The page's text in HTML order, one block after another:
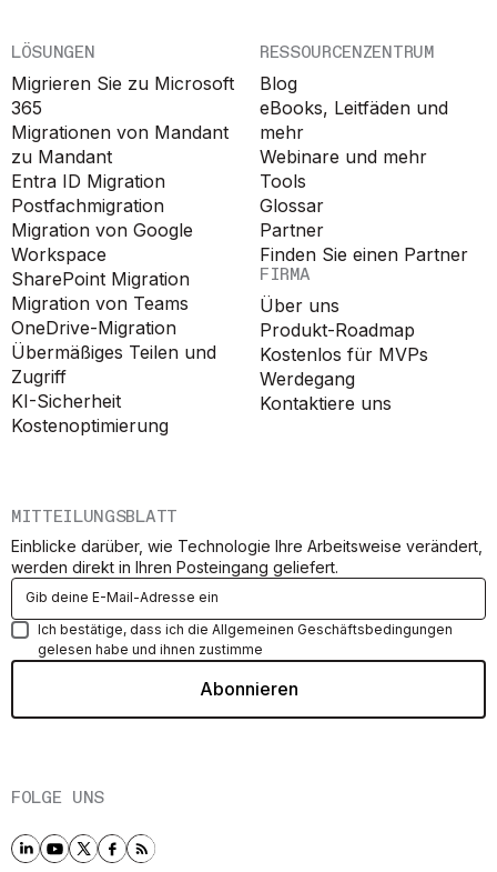
MITTEILUNGSBLATT
Einblicke darüber, wie Technologie Ihre Arbeitsweise verändert,
werden direkt in Ihren Posteingang geliefert.
Ich bestätige, dass ich die Allgemeinen Geschäftsbedingungen
gelesen habe und ihnen zustimme
FOLGE UNS
LÖSUNGEN
Migrieren Sie zu Microsoft
365
Migrationen von Mandant
zu Mandant
Entra ID Migration
Postfachmigration
Migration von Google
Workspace
SharePoint Migration
Migration von Teams
OneDrive-Migration
Übermäßiges Teilen und
Zugriff
KI-Sicherheit
Kostenoptimierung
RESSOURCENZENTRUM
Blog
eBooks, Leitfäden und
mehr
Webinare und mehr
Tools
Glossar
Partner
Finden Sie einen Partner
FIRMA
Über uns
Produkt-Roadmap
Kostenlos für MVPs
Werdegang
Kontaktiere uns